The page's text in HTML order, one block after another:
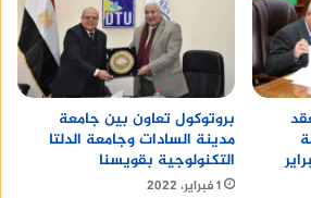
بروتوكول تعاون بين جامعة
مدينة السادات وجامعة الدلتا
التكنولوجية بقويسنا
1 فبراير، 2022